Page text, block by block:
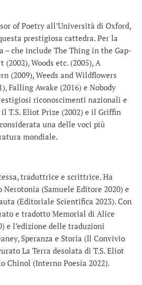
of Poetry all’Università di Oxford,
prestigiosa cattedra. Per la
– che include The Thing in the Gap-
(2002), Woods etc. (2005), A
(2009), Weeds and Wildflowers
Falling Awake (2016) e Nobody
riconoscimenti nazionali e
T.S. Eliot Prize (2002) e il Griffin
una delle voci più
mondiale.
traduttrice e scrittrice. Ha
(Samuele Editore 2020) e
(Editoriale Scientifica 2023). Con
e tradotto Memorial di Alice
e l’edizione delle traduzioni
Speranza e Storia (Il Convivio
La Terra desolata di T.S. Eliot
Chinol (Interno Poesia 2022).